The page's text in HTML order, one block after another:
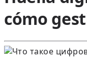
cómo